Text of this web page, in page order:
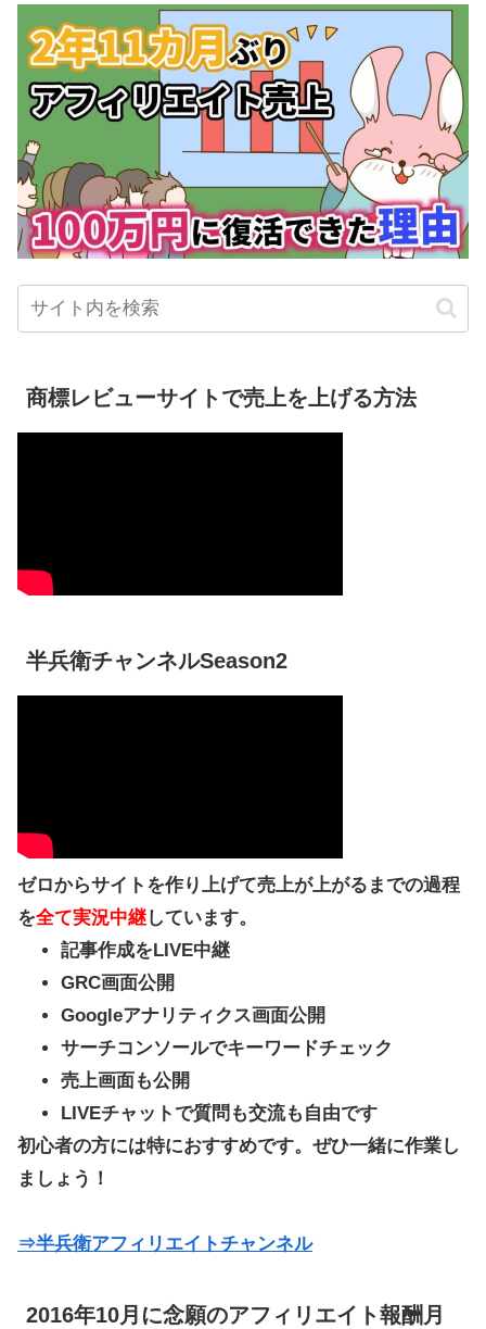
商標レビューサイトで売上を上げる方法
半兵衛チャンネルSeason2
ゼロからサイトを作り上げて売上が上がるまでの過程
を全て実況中継しています。
記事作成をLIVE中継
GRC画面公開
Googleアナリティクス画面公開
サーチコンソールでキーワードチェック
売上画面も公開
LIVEチャットで質問も交流も自由です
初心者の方には特におすすめです。ぜひ一緒に作業し
ましょう！
⇒半兵衛アフィリエイトチャンネル
2016年10月に念願のアフィリエイト報酬月